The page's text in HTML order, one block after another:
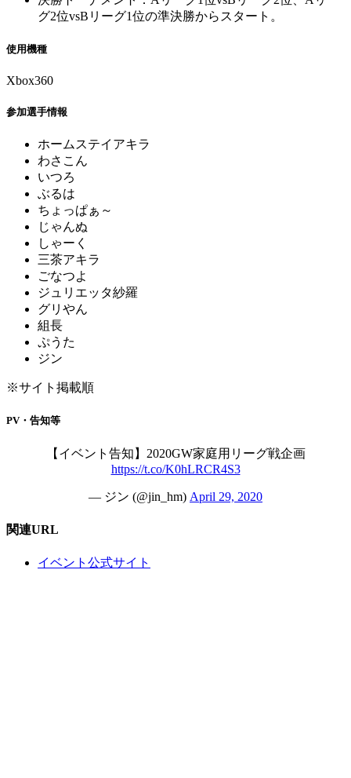
グ2位vsBリーグ1位の準決勝からスタート。
使用機種
Xbox360
参加選手情報
ホームステイアキラ
わさこん
いつろ
ぶるは
ちょっぱぁ～
じゃんぬ
しゃーく
三茶アキラ
ごなつよ
ジュリエッタ紗羅
グリやん
組長
ぷうた
ジン
※サイト掲載順
PV・告知等
【イベント告知】2020GW家庭用リーグ戦企画
https://t.co/K0hLRCR4S3
— ジン (@jin_hm) April 29, 2020
関連URL
イベント公式サイト